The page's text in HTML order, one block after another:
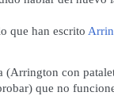
que han escrito
(Arrington con
que no